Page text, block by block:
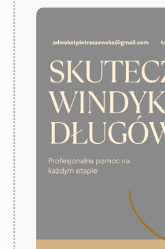
skierować
do
sądu?
Gorzów
Wlkp.